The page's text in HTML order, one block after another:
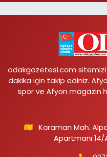
odakgazetesi.com
dakika için takip ediniz.
spor ve Afyon magazin
Karaman Mah.
Apartmanı